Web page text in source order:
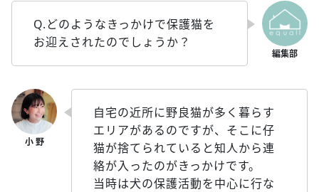
Q.どのようなきっかけで保護猫を
お迎えされたのでしょうか？
自宅の近所に野良猫が多く暮らす
エリアがあるのですが、そこに仔
猫が捨てられていると知人から連
絡が入ったのがきっかけです。
当時は犬の保護活動を中心に行な